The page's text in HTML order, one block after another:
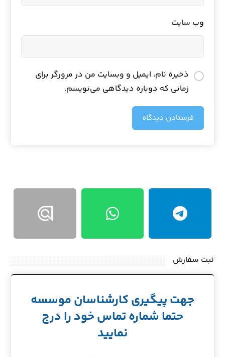
وب‌ سایت
ذخیره نام، ایمیل و وبسایت من در مرورگر برای
زمانی که دوباره دیدگاهی می‌نویسم.
فرستادن دیدگاه
ثبت سفارش
جهت پیگیری کارشناسان موسسه
حتما شماره تماس خود را درج
نمایید